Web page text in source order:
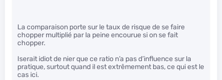
La comparaison porte sur le taux de risque de se faire
chopper multiplié par la peine encourue si on se fait
chopper.
Iserait idiot de nier que ce ratio n’a pas d’influence sur la
pratique, surtout quand il est extrêmement bas, ce qui est le
cas ici.